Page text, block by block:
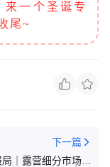
来一个圣诞专
尾~
下一篇
｜露营细分市场陆